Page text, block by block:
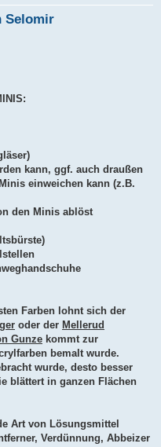
Selomir
kann, ggf. auch draußen
einweichen kann (z.B.
den Minis ablöst
Farben lohnt sich der
oder der Mellerud
Gunze kommt zur
bemalt wurde.
wurde, desto besser
blättert in ganzen Flächen
Art von Lösungsmittel
Verdünnung, Abbeizer